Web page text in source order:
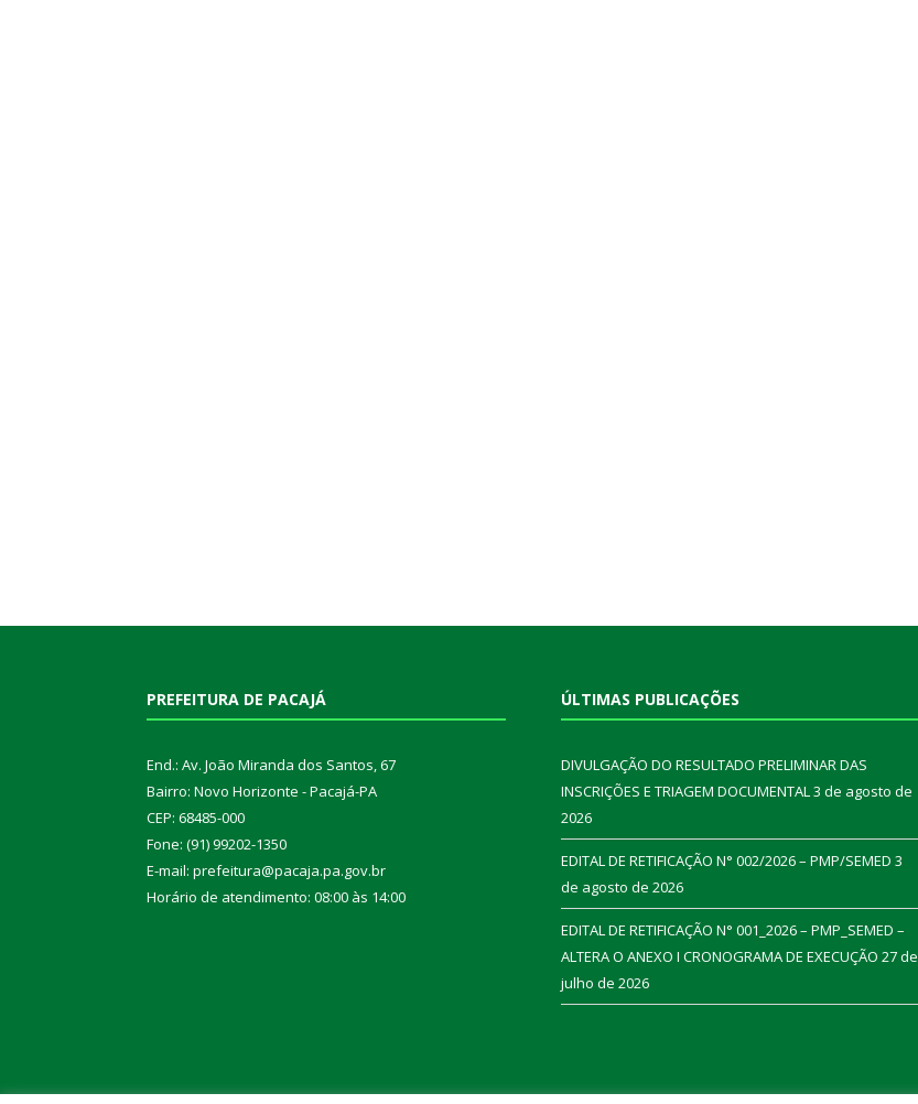
PREFEITURA DE PACAJÁ
End.: Av. João Miranda dos Santos, 67
Bairro: Novo Horizonte - Pacajá-PA
CEP: 68485-000
Fone: (91) 99202-1350
E-mail: prefeitura@pacaja.pa.gov.br
Horário de atendimento: 08:00 às 14:00
ÚLTIMAS PUBLICAÇÕES
DIVULGAÇÃO DO RESULTADO PRELIMINAR DAS
INSCRIÇÕES E TRIAGEM DOCUMENTAL3 de agosto de
2026
EDITAL DE RETIFICAÇÃO N° 002/2026 – PMP/SEMED 3
de agosto de 2026
EDITAL DE RETIFICAÇÃO N° 001_2026 – PMP_SEMED –
ALTERA O ANEXO I CRONOGRAMA DE EXECUÇÃO 27 de
julho de 2026